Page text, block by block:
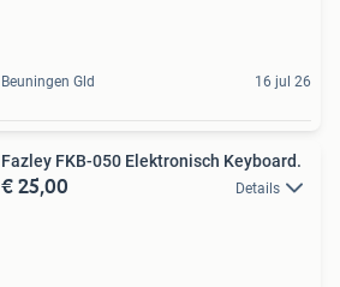
Beuningen Gld 16 jul 26
Fazley FKB-050 Elektronisch Keyboard.
€ 25,00 Details